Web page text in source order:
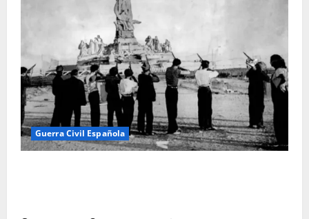
Guerra Civil Española